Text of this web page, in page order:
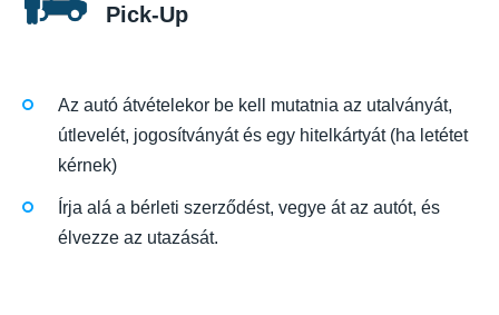
Pick-Up
Az autó átvételekor be kell mutatnia az utalványát,
útlevelét, jogosítványát és egy hitelkártyát (ha letétet
kérnek)
Írja alá a bérleti szerződést, vegye át az autót, és
élvezze az utazását.